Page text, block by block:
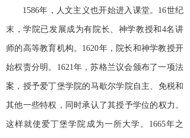
1586年，人文主义也开始进入课堂。16世纪
末，学院已发展成为有院长、神学教授和4名讲
师的高等教育机构。1620年，院长和神学教授开
始权责分明。1621年，苏格兰议会颁布了一项法
案，授予爱丁堡学院的马歇尔学院自主、免税和
其他一些特权，同时承认了其授予学位的权力。
这样就使爱丁堡学院成为一所大学。1665年之